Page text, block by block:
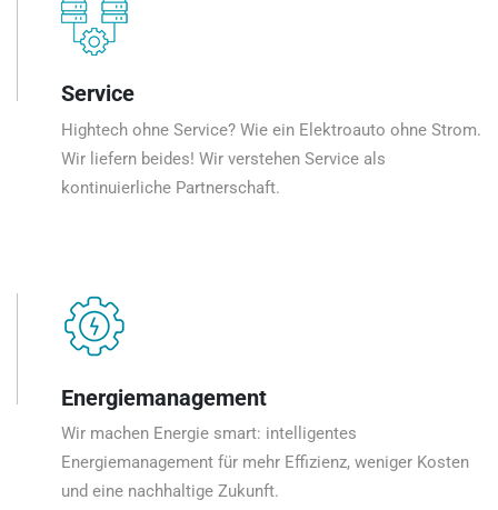
Service
Hightech ohne Service? Wie ein Elektroauto ohne Strom.
Wir liefern beides! Wir verstehen Service als
kontinuierliche Partnerschaft.
Energiemanagement
Wir machen Energie smart: intelligentes
Energiemanagement für mehr Effizienz, weniger Kosten
und eine nachhaltige Zukunft.